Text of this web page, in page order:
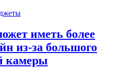
иметь более
из-за большого
камеры